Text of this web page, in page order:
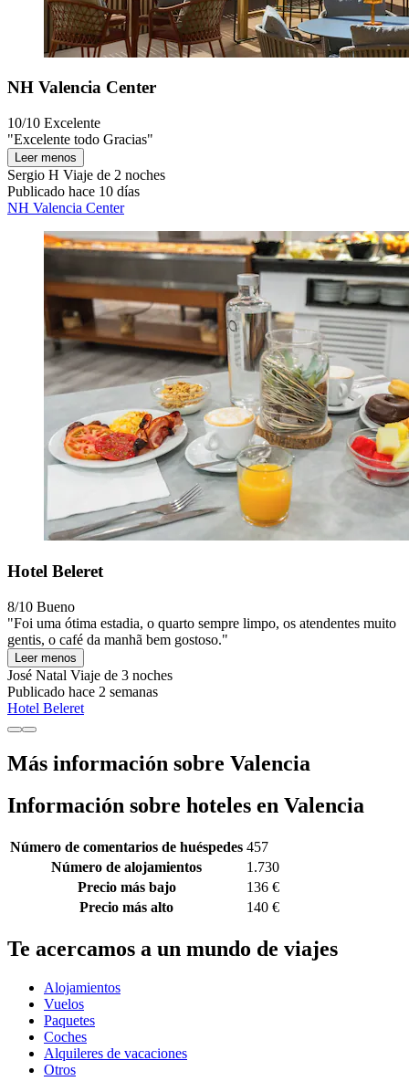
NH Valencia Center
10/10 Excelente
"Excelente todo Gracias"
Leer menos
Sergio H Viaje de 2 noches
Publicado hace 10 días
NH Valencia Center
Hotel Beleret
8/10 Bueno
"Foi uma ótima estadia, o quarto sempre limpo, os atendentes muito
gentis, o café da manhã bem gostoso."
Leer menos
José Natal Viaje de 3 noches
Publicado hace 2 semanas
Hotel Beleret
Más información sobre Valencia
Información sobre hoteles en Valencia
Número de comentarios de huéspedes 457
Número de alojamientos
1.730
Precio más bajo
136 €
Precio más alto
140 €
Te acercamos a un mundo de viajes
Alojamientos
Vuelos
Paquetes
Coches
Alquileres de vacaciones
Otros